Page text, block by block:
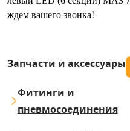
ждем вашего звонка!
Запчасти и аксессуары
Фитинги и
пневмосоединения